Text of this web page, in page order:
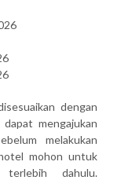
dengan
mengajukan
melakukan
mohon untuk
terlebih dahulu.